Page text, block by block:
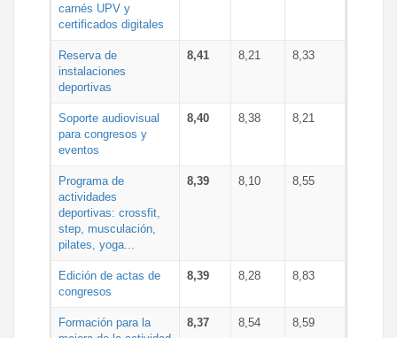
carnés UPV y
certificados digitales
Reserva de
instalaciones
deportivas
8,41 8,21 8,33
Soporte audiovisual
para congresos y
eventos
8,40 8,38 8,21
Programa de
actividades
deportivas: crossfit,
step, musculación,
pilates, yoga...
8,39 8,10 8,55
Edición de actas de
congresos
8,39 8,28 8,83
Formación para la
8,37 8,54 8,59